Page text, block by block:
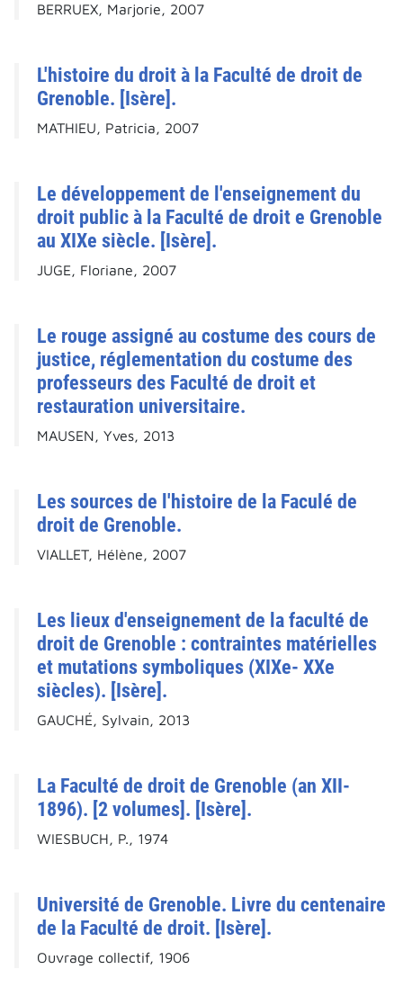
BERRUEX, Marjorie, 2007
L'histoire du droit à la Faculté de droit de
Grenoble. [Isère].
MATHIEU, Patricia, 2007
Le développement de l'enseignement du
droit public à la Faculté de droit e Grenoble
au XIXe siècle. [Isère].
JUGE, Floriane, 2007
Le rouge assigné au costume des cours de
justice, réglementation du costume des
professeurs des Faculté de droit et
restauration universitaire.
MAUSEN, Yves, 2013
Les sources de l'histoire de la Faculé de
droit de Grenoble.
VIALLET, Hélène, 2007
Les lieux d'enseignement de la faculté de
droit de Grenoble : contraintes matérielles
et mutations symboliques (XIXe- XXe
siècles). [Isère].
GAUCHÉ, Sylvain, 2013
La Faculté de droit de Grenoble (an XII-
1896). [2 volumes]. [Isère].
WIESBUCH, P., 1974
Université de Grenoble. Livre du centenaire
de la Faculté de droit. [Isère].
Ouvrage collectif, 1906